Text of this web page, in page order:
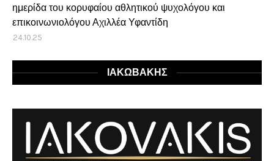
ημερίδα του κορυφαίου αθλητικού ψυχολόγου και
επικοινωνιολόγου Αχιλλέα Υφαντίδη
24.10.25
ΙΑΚΩΒΑΚΗΣ